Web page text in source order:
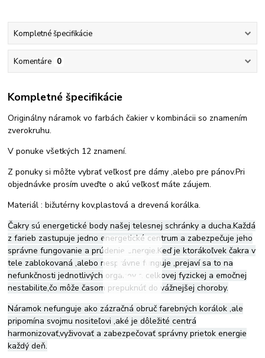
Kompletné špecifikácie
Komentáre 0
Kompletné špecifikácie
Originálny náramok vo farbách čakier v kombinácii so znamením
zverokruhu.
V ponuke všetkých 12 znamení.
Z ponuky si môžte vybrať veľkosť pre dámy ,alebo pre pánov.Pri
objednávke prosím uveďte o akú veľkosť máte záujem.
Materiál : bižutérny kov,plastová a drevená korálka.
Čakry sú energetické body našej telesnej schránky a ducha.Každá
z farieb zastupuje jedno energetické centrum a zabezpečuje jeho
správne fungovanie a prúdenie energie.Keď je ktorákoľvek čakra v
tele zablokovaná ,alebo nesprávne funguje ,prejaví sa to na
nefunkčnosti jednotlivých orgánov a celkovej fyzickej a emočnej
nestabilite,čo môže časom prepuknúť do vážnejšej choroby.
Náramok nefunguje ako zázračná obruč farebných korálok ,ale
pripomína svojmu nositeľovi ,aké je dôležité centrá
harmonizovať,vyživovať a zabezpečovať správny prietok energie
každý deň.